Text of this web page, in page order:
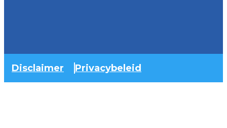
Disclaimer Privacybeleid